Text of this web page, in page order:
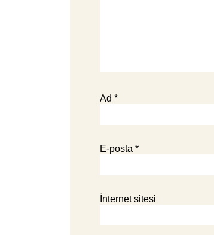
Ad *
E-posta *
İnternet sitesi